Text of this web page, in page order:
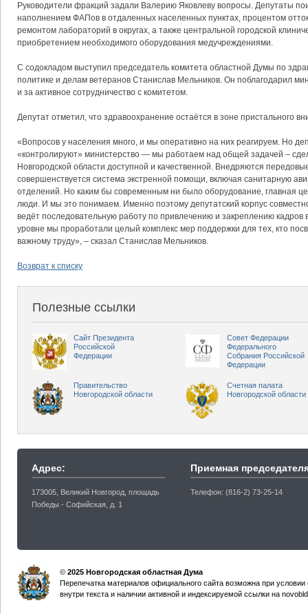
Руководители фракций задали Валерию Яковлеву вопросы. Депутаты
наполнением ФАПов в отдаленных населенных пунктах, процентом
ремонтом лабораторий в округах, а также центральной городской
приобретением необходимого оборудования медучреждениями.
С содокладом выступил председатель комитета областной Думы по
политике и делам ветеранов Станислав Мельников. Он поблагодарил
и за активное сотрудничество с комитетом.
Депутат отметил, что здравоохранение остаётся в зоне пристального
«Вопросов у населения много, и мы оперативно на них реагируем. Но
«контролируют» министерство — мы работаем над общей задачей –
Новгородской области доступной и качественной. Внедряются
совершенствуется система экстренной помощи, включая санитарную
отделений. Но каким бы современным ни было оборудование, главная
люди. И мы это понимаем. Именно поэтому депутатский корпус
ведёт последовательную работу по привлечению и закреплению кадров
уровне мы проработали целый комплекс мер поддержки для тех, кто
важному труду», – сказал Станислав Мельников.
Возврат к списку
Полезные ссылки
Сайт Президента
Российской
Федерации
Совет Федерации
Федерального
Собрания Российской
Федерации
Правительство
Новгородской области
Счетная палата
Новгородской области
Адрес:
173005, Великий Новгород, площадь
Победы - Софийская, д. 1
Приемная
Телефон: (816-2) 73-25-14
© 2025 Новгородская областная Дума
Перепечатка материалов официального сайта возможна при
внутри текста и наличии активной и индексируемой ссылки на